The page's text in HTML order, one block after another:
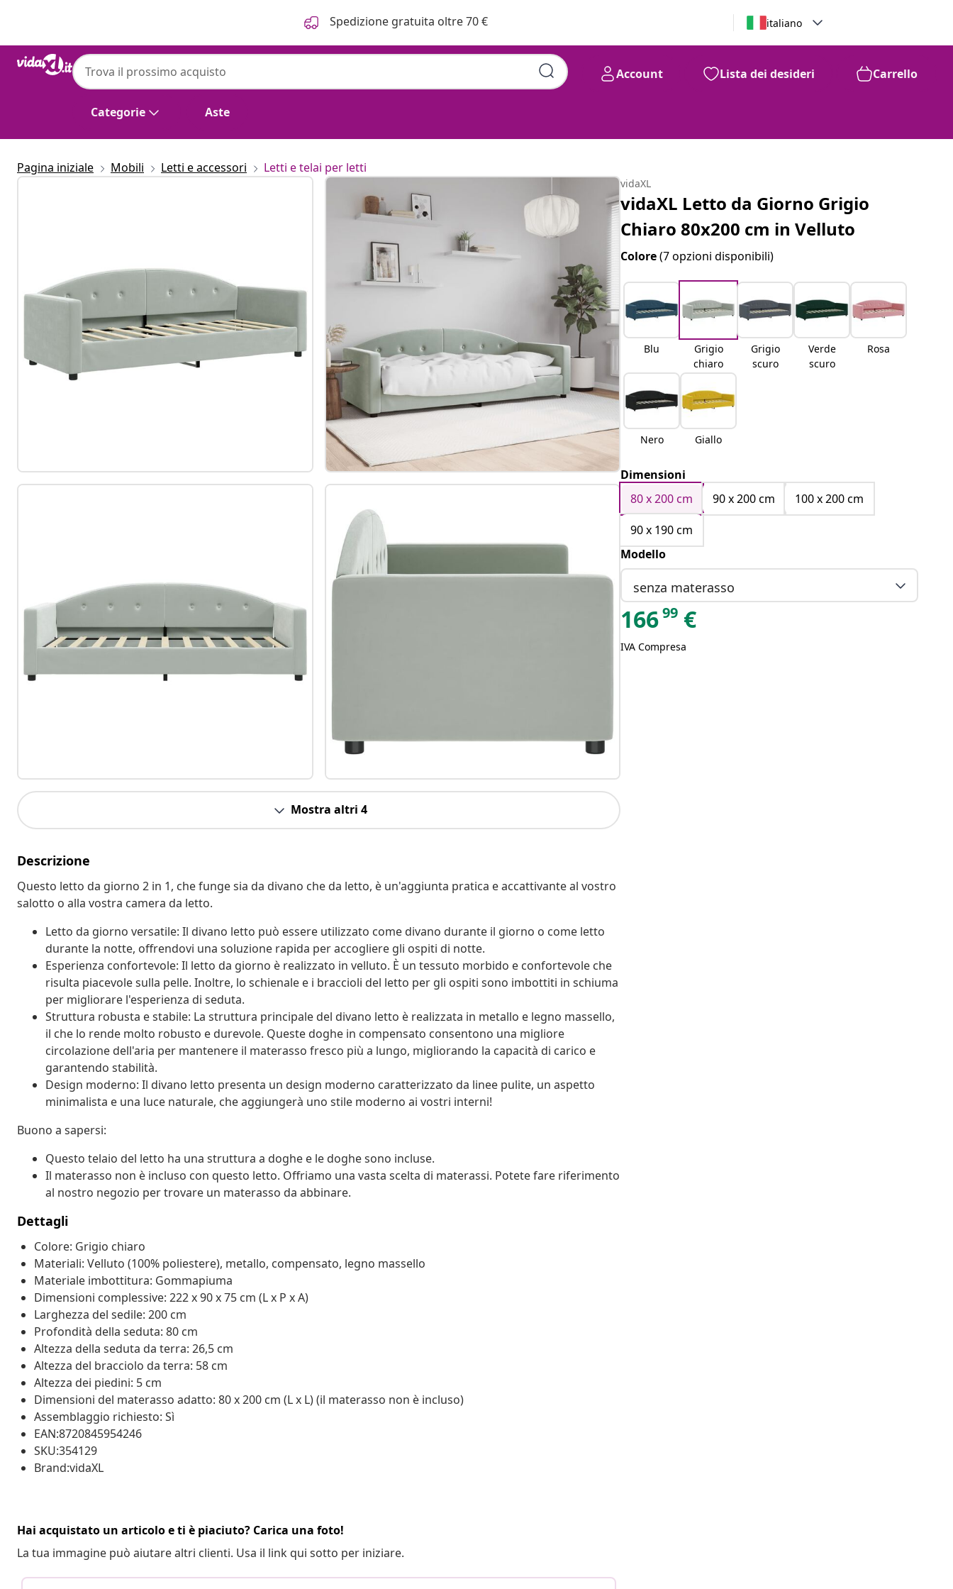
Spedizione gratuita oltre 70 € italiano
Categorie Aste
Account Lista dei desideri Carrello
Pagina iniziale Mobili Letti e accessori Letti e telai per letti
Mostra altri 4
Descrizione
Questo letto da giorno 2 in 1, che funge sia da divano che da letto, è un'aggiunta pratica e accattivante al vostro
salotto o alla vostra camera da letto.
Letto da giorno versatile: Il divano letto può essere utilizzato come divano durante il giorno o come letto
durante la notte, offrendovi una soluzione rapida per accogliere gli ospiti di notte.
Esperienza confortevole: Il letto da giorno è realizzato in velluto. È un tessuto morbido e confortevole che
risulta piacevole sulla pelle. Inoltre, lo schienale e i braccioli del letto per gli ospiti sono imbottiti in schiuma
per migliorare l'esperienza di seduta.
Struttura robusta e stabile: La struttura principale del divano letto è realizzata in metallo e legno massello,
il che lo rende molto robusto e durevole. Queste doghe in compensato consentono una migliore
circolazione dell'aria per mantenere il materasso fresco più a lungo, migliorando la capacità di carico e
garantendo stabilità.
Design moderno: Il divano letto presenta un design moderno caratterizzato da linee pulite, un aspetto
minimalista e una luce naturale, che aggiungerà uno stile moderno ai vostri interni!
Buono a sapersi:
Questo telaio del letto ha una struttura a doghe e le doghe sono incluse.
Il materasso non è incluso con questo letto. Offriamo una vasta scelta di materassi. Potete fare riferimento
al nostro negozio per trovare un materasso da abbinare.
Dettagli
Colore: Grigio chiaro
Materiali: Velluto (100% poliestere), metallo, compensato, legno massello
Materiale imbottitura: Gommapiuma
Dimensioni complessive: 222 x 90 x 75 cm (L x P x A)
Larghezza del sedile: 200 cm
Profondità della seduta: 80 cm
Altezza della seduta da terra: 26,5 cm
Altezza del bracciolo da terra: 58 cm
Altezza dei piedini: 5 cm
Dimensioni del materasso adatto: 80 x 200 cm (L x L) (il materasso non è incluso)
Assemblaggio richiesto: Sì
EAN:8720845954246
SKU:354129
Brand:vidaXL
Hai acquistato un articolo e ti è piaciuto? Carica una foto!
La tua immagine può aiutare altri clienti. Usa il link qui sotto per iniziare.
vidaXL
vidaXL Letto da Giorno Grigio
Chiaro 80x200 cm in Velluto
Colore(7 opzioni disponibili)
Blu
Grigio
chiaro
Grigio
scuro
Verde
scuro
Rosa
Nero Giallo
Dimensioni
80 x 200 cm
90 x 200 cm
100 x 200 cm
90 x 190 cm
Modello
senza materasso
16699 €
IVA Compresa